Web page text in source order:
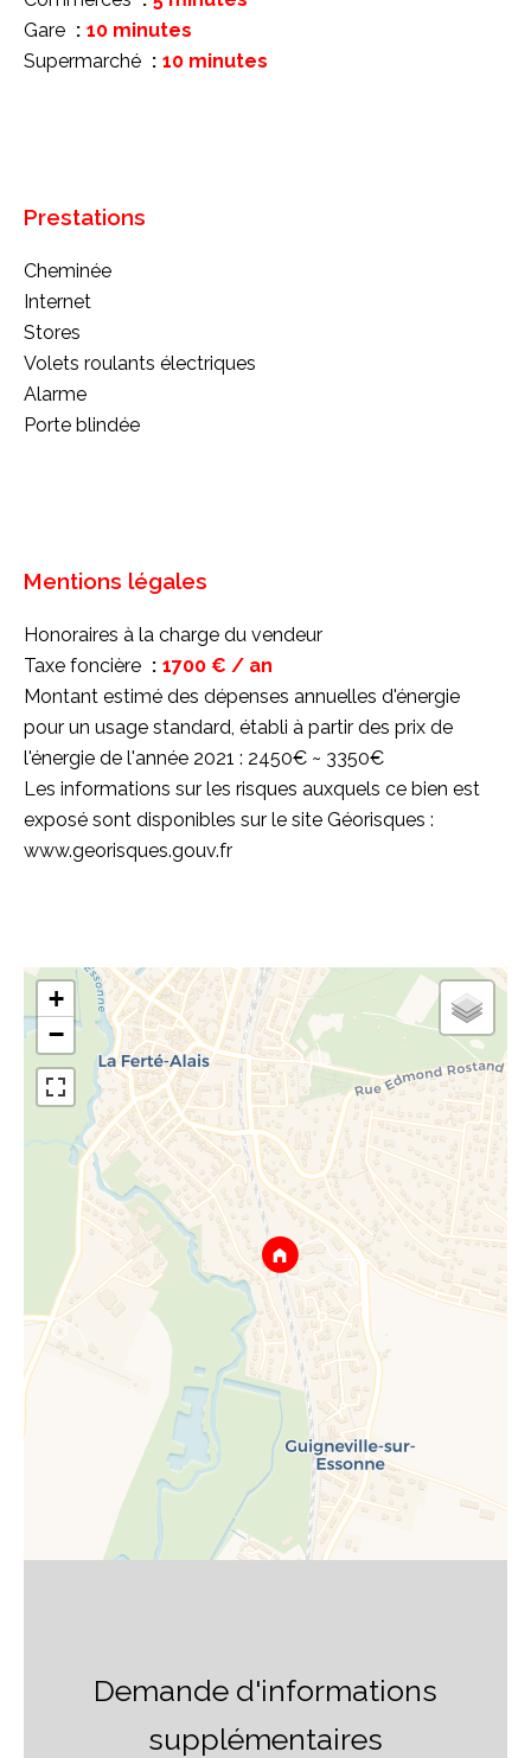
Gare
10 minutes
Supermarché
10 minutes
Prestations
Cheminée
Internet
Stores
Volets roulants électriques
Alarme
Porte blindée
Mentions légales
Honoraires à la charge du vendeur
Taxe foncière
1700 € / an
Montant estimé des dépenses annuelles d'énergie
pour un usage standard, établi à partir des prix de
l'énergie de l'année 2021 : 2450€ ~ 3350€
Les informations sur les risques auxquels ce bien est
exposé sont disponibles sur le site Géorisques :
www.georisques.gouv.fr
+
−
Demande d'informations
supplémentaires